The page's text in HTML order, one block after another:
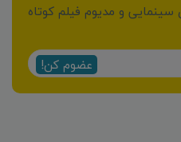
سینمایی و مدیوم فیلم کوتاه
عضوم کن!